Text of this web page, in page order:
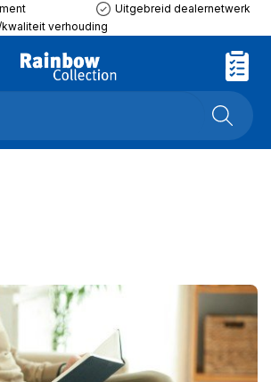
Uitgebreid dealernetwerk
verhouding